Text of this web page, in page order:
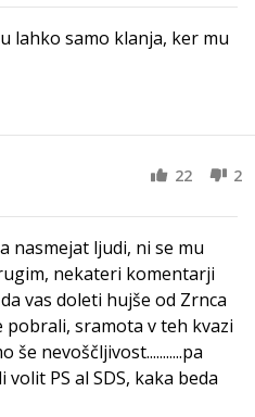
lahko samo klanja, ker mu
22 2
nasmejat ljudi, ni se mu
nekateri komentarji
vas doleti hujše od Zrnca
pobrali, sramota v teh kvazi
še nevoščljivost...........pa
PS al SDS, kaka beda